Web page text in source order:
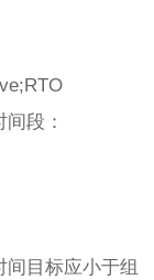
段：
目标应小于组